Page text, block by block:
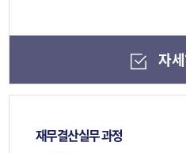
자
재무결산실무 과정